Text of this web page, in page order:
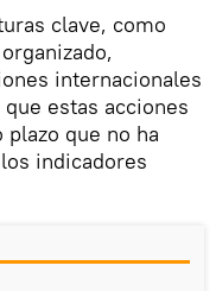
clave, como
internacionales
estas acciones
que no ha
indicadores